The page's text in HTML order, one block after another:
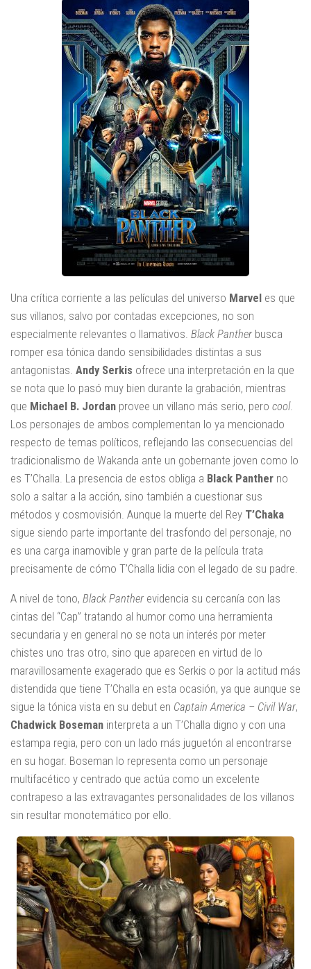
Una crítica corriente a las películas del universo Marvel es que
sus villanos, salvo por contadas excepciones, no son
especialmente relevantes o llamativos. Black Panther busca
romper esa tónica dando sensibilidades distintas a sus
antagonistas. Andy Serkis ofrece una interpretación en la que
se nota que lo pasó muy bien durante la grabación, mientras
que Michael B. Jordan provee un villano más serio, pero cool.
Los personajes de ambos complementan lo ya mencionado
respecto de temas políticos, reflejando las consecuencias del
tradicionalismo de Wakanda ante un gobernante joven como lo
es T’Challa. La presencia de estos obliga a Black Panther no
solo a saltar a la acción, sino también a cuestionar sus
métodos y cosmovisión. Aunque la muerte del Rey T’Chaka
sigue siendo parte importante del trasfondo del personaje, no
es una carga inamovible y gran parte de la película trata
precisamente de cómo T’Challa lidia con el legado de su padre.
A nivel de tono, Black Panther evidencia su cercanía con las
cintas del “Cap” tratando al humor como una herramienta
secundaria y en general no se nota un interés por meter
chistes uno tras otro, sino que aparecen en virtud de lo
maravillosamente exagerado que es Serkis o por la actitud más
distendida que tiene T’Challa en esta ocasión, ya que aunque se
sigue la tónica vista en su debut en Captain America – Civil War,
Chadwick Boseman interpreta a un T’Challa digno y con una
estampa regia, pero con un lado más juguetón al encontrarse
en su hogar. Boseman lo representa como un personaje
multifacético y centrado que actúa como un excelente
contrapeso a las extravagantes personalidades de los villanos
sin resultar monotemático por ello.